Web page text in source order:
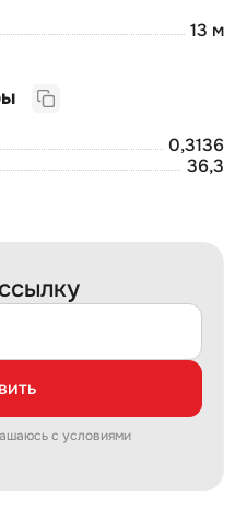
13 м
0,3136
36,3
с условиями